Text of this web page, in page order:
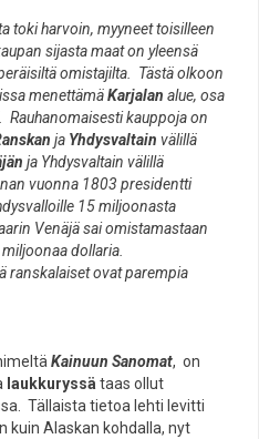
toki harvoin, myyneet toisilleen
sijasta maat on yleensä
omistajilta. Tästä olkoon
menettämäKarjalan alue, osa
Rauhanomaisesti kauppoja on
ja Yhdysvaltain välillä
ja Yhdysvaltain välillä
vuonna 1803 presidentti
15 miljoonasta
Venäjä sai omistamastaan
dollaria.
ranskalaiset ovat parempia
Kainuun Sanomat, on
laukkuryssä taas ollut
Tällaista tietoa lehti levitti
kuin Alaskan kohdalla, nyt